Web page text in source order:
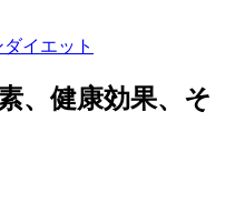
ダイエット
、健康効果、そ